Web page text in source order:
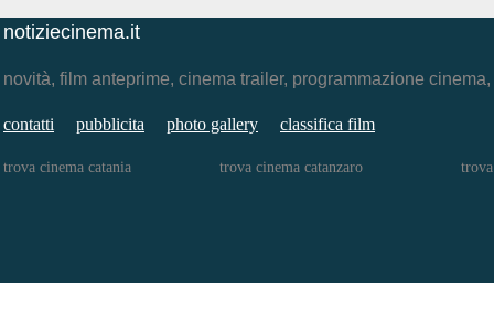
notiziecinema.it
novità, film anteprime, cinema trailer, programmazione
contatti pubblicita photo gallery classifica film
trova cinema catania trova cinema catanzaro